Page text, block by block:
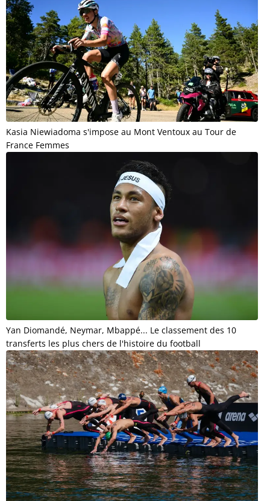
Kasia Niewiadoma s'impose au Mont Ventoux au Tour de
France Femmes
Yan Diomandé, Neymar, Mbappé... Le classement des 10
transferts les plus chers de l'histoire du football